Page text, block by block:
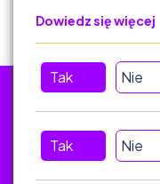
Dowiedz się więcej
Tak Nie
Tak Nie